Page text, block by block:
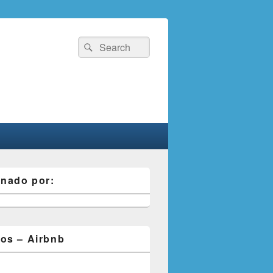
Search
for:
Search
por:
– Airbnb